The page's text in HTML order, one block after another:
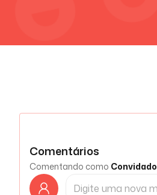
Comentários
Comentando como Convidado